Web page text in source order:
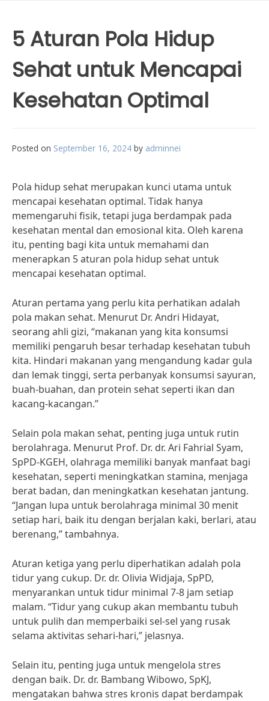
5 Aturan Pola Hidup
Sehat untuk Mencapai
Kesehatan Optimal
Posted on September 16, 2024 by adminnei
Pola hidup sehat merupakan kunci utama untuk
mencapai kesehatan optimal. Tidak hanya
memengaruhi fisik, tetapi juga berdampak pada
kesehatan mental dan emosional kita. Oleh karena
itu, penting bagi kita untuk memahami dan
menerapkan 5 aturan pola hidup sehat untuk
mencapai kesehatan optimal.
Aturan pertama yang perlu kita perhatikan adalah
pola makan sehat. Menurut Dr. Andri Hidayat,
seorang ahli gizi, “makanan yang kita konsumsi
memiliki pengaruh besar terhadap kesehatan tubuh
kita. Hindari makanan yang mengandung kadar gula
dan lemak tinggi, serta perbanyak konsumsi sayuran,
buah-buahan, dan protein sehat seperti ikan dan
kacang-kacangan.”
Selain pola makan sehat, penting juga untuk rutin
berolahraga. Menurut Prof. Dr. dr. Ari Fahrial Syam,
SpPD-KGEH, olahraga memiliki banyak manfaat bagi
kesehatan, seperti meningkatkan stamina, menjaga
berat badan, dan meningkatkan kesehatan jantung.
“Jangan lupa untuk berolahraga minimal 30 menit
setiap hari, baik itu dengan berjalan kaki, berlari, atau
berenang,” tambahnya.
Aturan ketiga yang perlu diperhatikan adalah pola
tidur yang cukup. Dr. dr. Olivia Widjaja, SpPD,
menyarankan untuk tidur minimal 7-8 jam setiap
malam. “Tidur yang cukup akan membantu tubuh
untuk pulih dan memperbaiki sel-sel yang rusak
selama aktivitas sehari-hari,” jelasnya.
Selain itu, penting juga untuk mengelola stres
dengan baik. Dr. dr. Bambang Wibowo, SpKJ,
mengatakan bahwa stres kronis dapat berdampak